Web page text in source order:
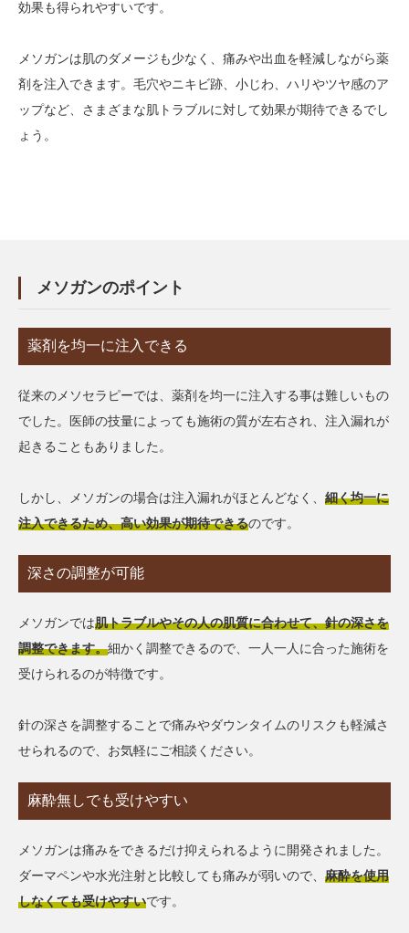
効果も得られやすいです。
メソガンは肌のダメージも少なく、痛みや出血を軽減しながら薬
剤を注入できます。毛穴やニキビ跡、小じわ、ハリやツヤ感のア
ップなど、さまざまな肌トラブルに対して効果が期待できるでし
ょう。
メソガンのポイント
薬剤を均一に注入できる
従来のメソセラピーでは、薬剤を均一に注入する事は難しいもの
でした。医師の技量によっても施術の質が左右され、注入漏れが
起きることもありました。
しかし、メソガンの場合は注入漏れがほとんどなく、 細く均一に
注入できるため、高い効果が期待できるのです。
深さの調整が可能
メソガンでは肌トラブルやその人の肌質に合わせて、針の深さを
調整できます。細かく調整できるので、一人一人に合った施術を
受けられるのが特徴です。
針の深さを調整することで痛みやダウンタイムのリスクも軽減さ
せられるので、お気軽にご相談ください。
麻酔無しでも受けやすい
メソガンは痛みをできるだけ抑えられるように開発されました。
ダーマペンや水光注射と比較しても痛みが弱いので、 麻酔を使用
しなくても受けやすいです。